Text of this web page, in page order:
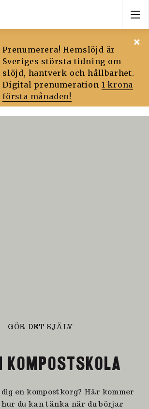
Prenumerera! Hemslöjd är
Sveriges största tidning om
slöjd, hantverk och hållbarhet.
Digital prenumeration 1 krona
första månaden!
GÖR DET SJÄLV
KOMPOSTSKOLA
en kompostkorg? Här kommer
du kan tänka när du börjar